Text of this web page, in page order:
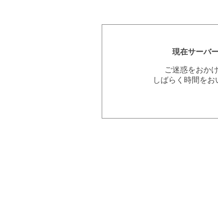
現在サーバ
ご迷惑をおか
しばらく時間を